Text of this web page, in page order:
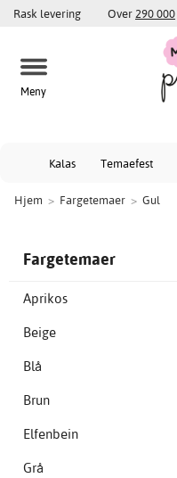
Rask levering Over 290 000
Meny
Kalas Temaefest
Hjem > Fargetemaer > Gul
Fargetemaer
Aprikos
Beige
Blå
Brun
Elfenbein
Grå